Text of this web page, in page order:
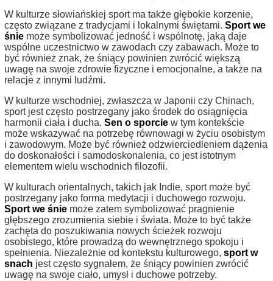
W kulturze słowiańskiej sport ma także głębokie korzenie,
często związane z tradycjami i lokalnymi świętami. Sport we
śnie może symbolizować jedność i wspólnotę, jaką daje
wspólne uczestnictwo w zawodach czy zabawach. Może to
być również znak, że śniący powinien zwrócić większą
uwagę na swoje zdrowie fizyczne i emocjonalne, a także na
relacje z innymi ludźmi.
W kulturze wschodniej, zwłaszcza w Japonii czy Chinach,
sport jest często postrzegany jako środek do osiągnięcia
harmonii ciała i ducha. Sen o sporcie w tym kontekście
może wskazywać na potrzebę równowagi w życiu osobistym
i zawodowym. Może być również odzwierciedleniem dążenia
do doskonałości i samodoskonalenia, co jest istotnym
elementem wielu wschodnich filozofii.
W kulturach orientalnych, takich jak Indie, sport może być
postrzegany jako forma medytacji i duchowego rozwoju.
Sport we śnie może zatem symbolizować pragnienie
głębszego zrozumienia siebie i świata. Może to być także
zachęta do poszukiwania nowych ścieżek rozwoju
osobistego, które prowadzą do wewnętrznego spokoju i
spełnienia. Niezależnie od kontekstu kulturowego, sport w
snach jest często sygnałem, że śniący powinien zwrócić
uwagę na swoje ciało, umysł i duchowe potrzeby.